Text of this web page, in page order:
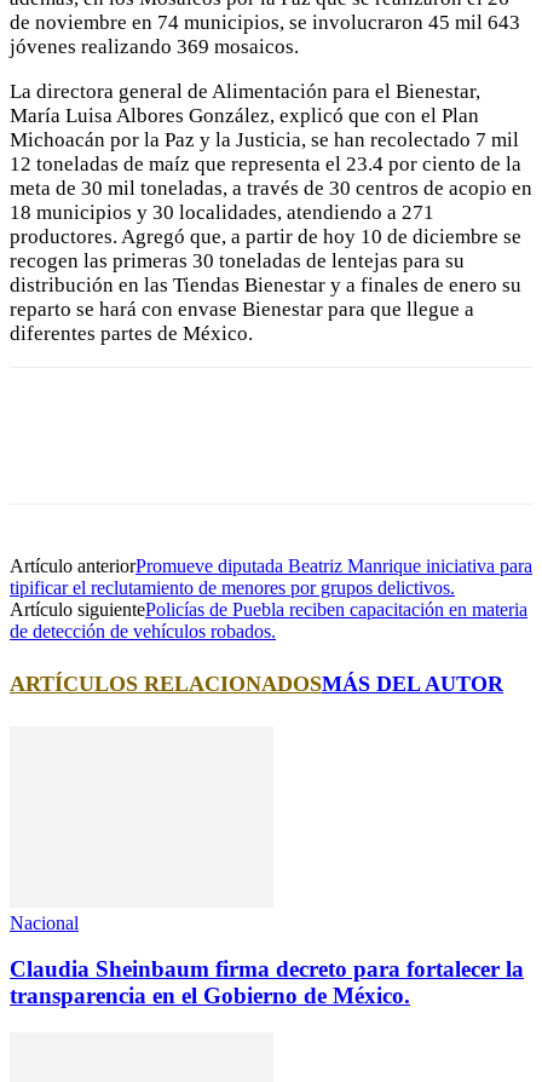
de noviembre en 74 municipios, se involucraron 45 mil 643
jóvenes realizando 369 mosaicos.
La directora general de Alimentación para el Bienestar,
María Luisa Albores González, explicó que con el Plan
Michoacán por la Paz y la Justicia, se han recolectado 7 mil
12 toneladas de maíz que representa el 23.4 por ciento de la
meta de 30 mil toneladas, a través de 30 centros de acopio en
18 municipios y 30 localidades, atendiendo a 271
productores. Agregó que, a partir de hoy 10 de diciembre se
recogen las primeras 30 toneladas de lentejas para su
distribución en las Tiendas Bienestar y a finales de enero su
reparto se hará con envase Bienestar para que llegue a
diferentes partes de México.
Artículo anteriorPromueve diputada Beatriz Manrique iniciativa para
tipificar el reclutamiento de menores por grupos delictivos.
Artículo siguientePolicías de Puebla reciben capacitación en materia
de detección de vehículos robados.
ARTÍCULOS RELACIONADOSMÁS DEL AUTOR
Nacional
Claudia Sheinbaum firma decreto para fortalecer la
transparencia en el Gobierno de México.